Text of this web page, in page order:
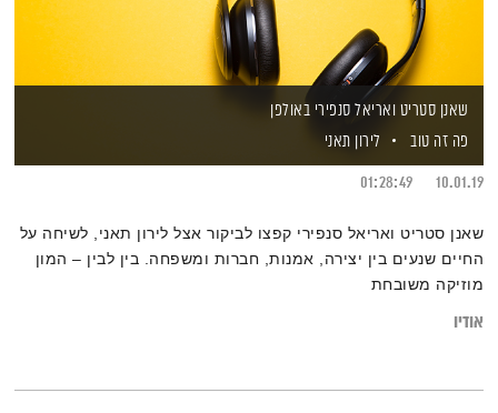
שאנן סטריט ואריאל סנפירי באולפן
פה זה טוב
לירון תאני
10.01.19
01:28:49
שאנן סטריט ואריאל סנפירי קפצו לביקור אצל לירון תאני, לשיחה על
החיים שנעים בין יצירה, אמנות, חברות ומשפחה. בין לבין – המון
מוזיקה משובחת
אודיו